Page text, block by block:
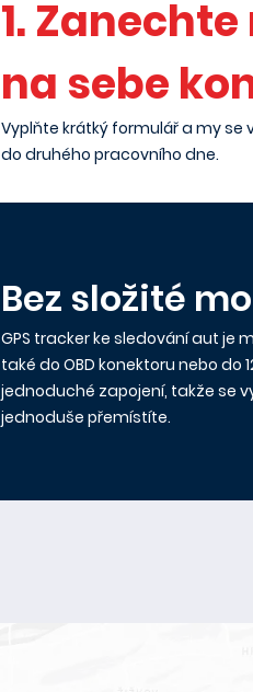
1.
na sebe
Vyplňte krátký formulář a my se
do druhého pracovního dne.
Bez složité
GPS tracker ke sledování aut je
také do OBD konektoru nebo do
jednoduché zapojení, takže se
jednoduše přemístíte.